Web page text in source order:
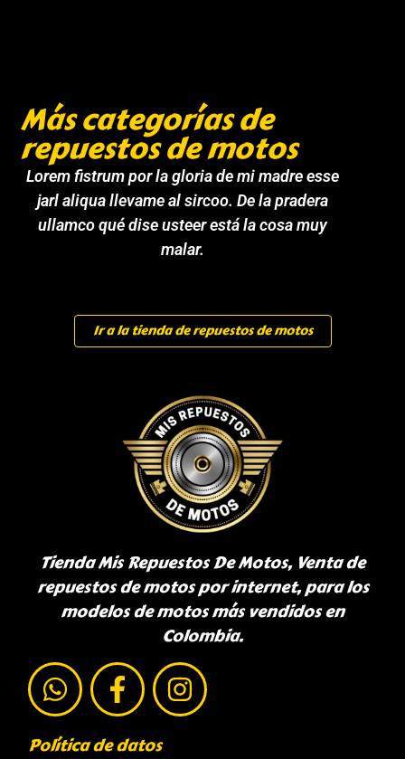
Más categorías de
repuestos de motos
Lorem fistrum por la gloria de mi madre esse
jarl aliqua llevame al sircoo. De la pradera
ullamco qué dise usteer está la cosa muy
malar.
Ir a la tienda de repuestos de motos
Tienda Mis Repuestos De Motos, Venta de
repuestos de motos por internet, para los
modelos de motos más vendidos en
Colombia.
Política de datos